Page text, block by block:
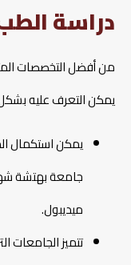
دراسة
من أفضل التخصصات
يمكن التعرف عليه
يمكن استكمال
جامعة بهتشة
ميديبول.
تتميز الجامعات